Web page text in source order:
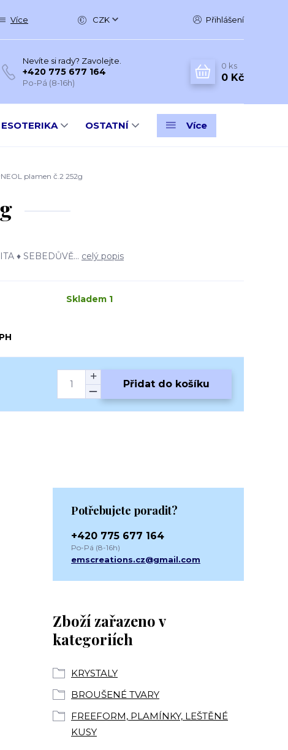
Více CZK Přihlášení
Nevíte si rady? Zavolejte.
+420 775 677 164
Po-Pá (8-16h)
0 ks
0 Kč
ESOTERIKA OSTATNÍ Více
plamen č.2 252g
♦ SEBEDŮVĚ... celý popis
Skladem 1
Přidat do košíku
Zboží zařazeno v
kategoriích
KRYSTALY
BROUŠENÉ TVARY
FREEFORM, PLAMÍNKY, LEŠTĚNÉ
KUSY
Potřebujete poradit?
+420 775 677 164
Po-Pá (8-16h)
emscreations.cz@gmail.com